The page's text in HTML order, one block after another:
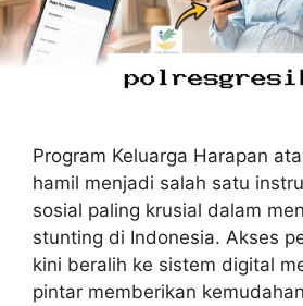
Program Keluarga Harapan
hamil menjadi salah satu
sosial paling krusial dalam
stunting di Indonesia. Akses
kini beralih ke sistem digital
pintar memberikan